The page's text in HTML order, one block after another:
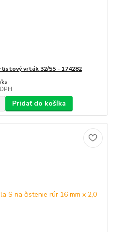
listový vrták 32/55 - 174282
/ks
Pridať do košíka